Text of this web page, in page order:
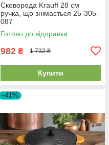
Сковорода Krauff 28 см
ручка, що знімається 25-305-
087
Готово до відправки
982 ₴ 1 732 ₴
Купити
–41%